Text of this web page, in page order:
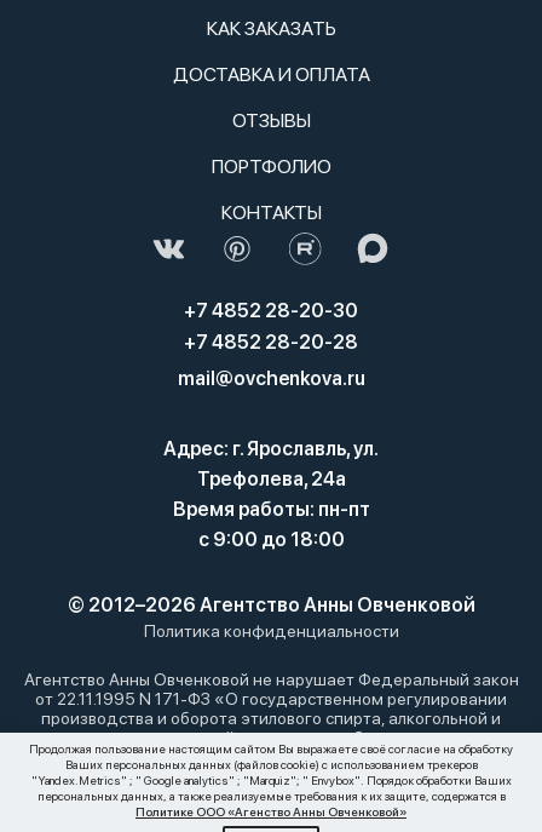
КАК ЗАКАЗАТЬ
ДОСТАВКА И ОПЛАТА
ОТЗЫВЫ
ПОРТФОЛИО
КОНТАКТЫ
+7 4852 28-20-30
+7 4852 28-20-28
mail@ovchenkova.ru
Адрес: г. Ярославль, ул.
Трефолева, 24а
Время работы: пн-пт
с 9:00 до 18:00
Политика конфиденциальности
© 2012–2026 Агентство Анны Овченковой
Агентство Анны Овченковой не нарушает Федеральный закон
от 22.11.1995 N 171-ФЗ «О государственном регулировании
производства и оборота этилового спирта, алкогольной и
спиртосодержащей продукции и об ограничении
потребления (распития) алкогольной продукции»: мы не
осуществляем дистанционную торговлю алкоголем. Все
материалы, размещенные на этом сайте, носят
информационный характер и не являются публичной офертой.
Продолжая пользование настоящим сайтом Вы выражаете своё согласие на обработку
Ваших персональных данных (файлов cookie) с использованием трекеров
"Yandex.Metrics" ; " Google analytics" ; "Marquiz"; " Envybox". Порядок обработки Ваших
персональных данных, а также реализуемые требования к их защите, содержатся в
Политике ООО «Агенство Анны Овченковой»